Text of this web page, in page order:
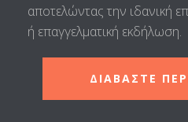
αποτελώντας την ιδανική
ή επαγγελματική εκδήλωση.
ΔΙΑΒΑΣΤΕ